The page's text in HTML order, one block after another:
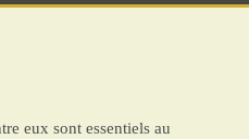
eux sont essentiels au